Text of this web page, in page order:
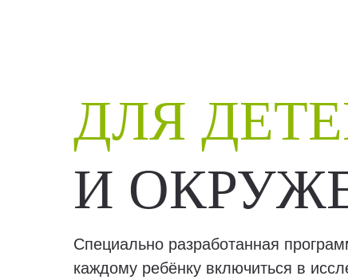
ДЛЯ
И
Специально разработанная
каждому ребёнку включиться в